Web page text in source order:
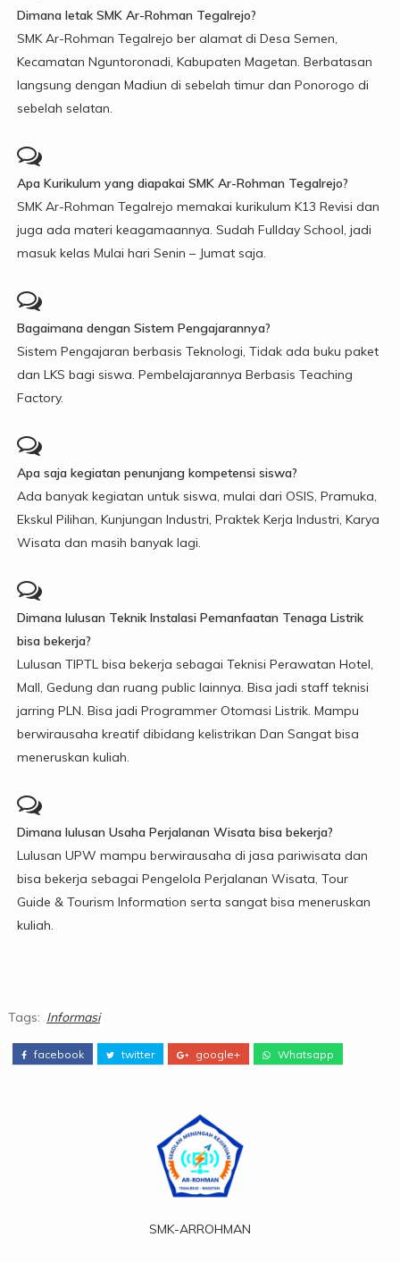
Dimana letak SMK Ar-Rohman Tegalrejo?
SMK Ar-Rohman Tegalrejo ber alamat di Desa Semen,
Kecamatan Nguntoronadi, Kabupaten Magetan. Berbatasan
langsung dengan Madiun di sebelah timur dan Ponorogo di
sebelah selatan.
Apa Kurikulum yang diapakai SMK Ar-Rohman Tegalrejo?
SMK Ar-Rohman Tegalrejo memakai kurikulum K13 Revisi dan
juga ada materi keagamaannya. Sudah Fullday School, jadi
masuk kelas Mulai hari Senin – Jumat saja.
Bagaimana dengan Sistem Pengajarannya?
Sistem Pengajaran berbasis Teknologi, Tidak ada buku paket
dan LKS bagi siswa. Pembelajarannya Berbasis Teaching
Factory.
Apa saja kegiatan penunjang kompetensi siswa?
Ada banyak kegiatan untuk siswa, mulai dari OSIS, Pramuka,
Ekskul Pilihan, Kunjungan Industri, Praktek Kerja Industri, Karya
Wisata dan masih banyak lagi.
Dimana lulusan Teknik Instalasi Pemanfaatan Tenaga Listrik
bisa bekerja?
Lulusan TIPTL bisa bekerja sebagai Teknisi Perawatan Hotel,
Mall, Gedung dan ruang public lainnya. Bisa jadi staff teknisi
jarring PLN. Bisa jadi Programmer Otomasi Listrik. Mampu
berwirausaha kreatif dibidang kelistrikan Dan Sangat bisa
meneruskan kuliah.
Dimana lulusan Usaha Perjalanan Wisata bisa bekerja?
Lulusan UPW mampu berwirausaha di jasa pariwisata dan
bisa bekerja sebagai Pengelola Perjalanan Wisata, Tour
Guide & Tourism Information serta sangat bisa meneruskan
kuliah.
Tags: Informasi
facebook twitter google+ Whatsapp
SMK-ARROHMAN